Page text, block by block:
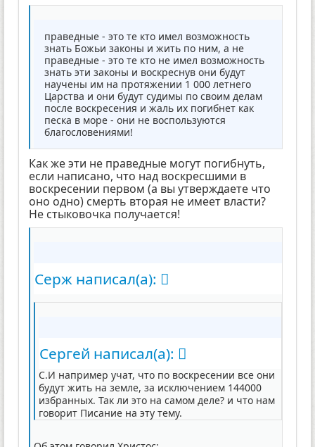
праведные - это те кто имел возможность
знать Божьи законы и жить по ним, а не
праведные - это те кто не имел возможность
знать эти законы и воскреснув они будут
научены им на протяжении 1 000 летнего
Царства и они будут судимы по своим делам
после воскресения и жаль их погибнет как
песка в море - они не воспользуются
благословениями!
Как же эти не праведные могут погибнуть,
если написано, что над воскресшими в
воскресении первом (а вы утверждаете что
оно одно) смерть вторая не имеет власти?
Не стыковочка получается!
Серж написал(а):
Сергей написал(а):
С.И например учат, что по воскресении все они
будут жить на земле, за исключением 144000
избранных. Так ли это на самом деле? и что нам
говорит Писание на эту тему.